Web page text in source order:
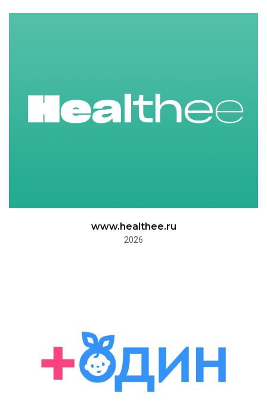
www.healthee.ru
2026